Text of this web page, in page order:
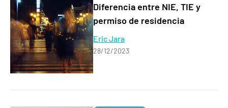
Diferencia entre NIE, TIE y
permiso de residencia
Eric Jara
28/12/2023